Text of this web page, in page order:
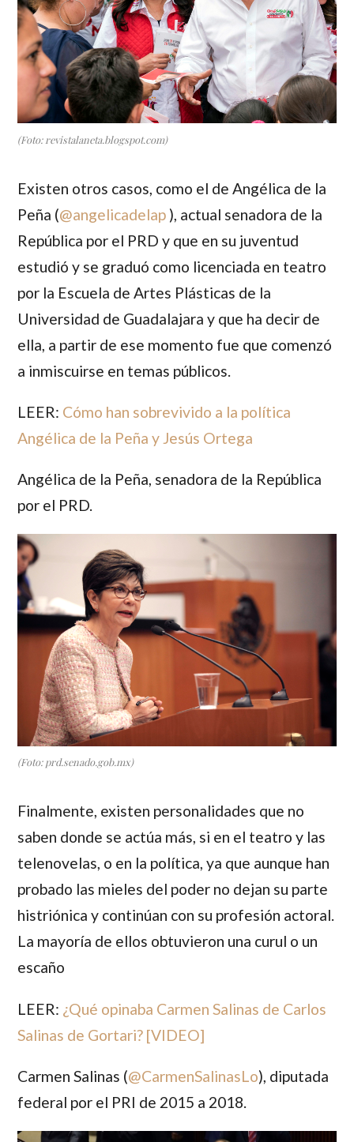
(Foto: revistalaneta.blogspot.com)
Existen otros casos, como el de Angélica de la
Peña (@angelicadelap ), actual senadora de la
República por el PRD y que en su juventud
estudió y se graduó como licenciada en teatro
por la Escuela de Artes Plásticas de la
Universidad de Guadalajara y que ha decir de
ella, a partir de ese momento fue que comenzó
a inmiscuirse en temas públicos.
LEER: Cómo han sobrevivido a la política
Angélica de la Peña y Jesús Ortega
Angélica de la Peña, senadora de la República
por el PRD.
(Foto: prd.senado.gob.mx)
Finalmente, existen personalidades que no
saben donde se actúa más, si en el teatro y las
telenovelas, o en la política, ya que aunque han
probado las mieles del poder no dejan su parte
histriónica y continúan con su profesión actoral.
La mayoría de ellos obtuvieron una curul o un
escaño
LEER: ¿Qué opinaba Carmen Salinas de Carlos
Salinas de Gortari? [VIDEO]
Carmen Salinas (@CarmenSalinasLo), diputada
federal por el PRI de 2015 a 2018.